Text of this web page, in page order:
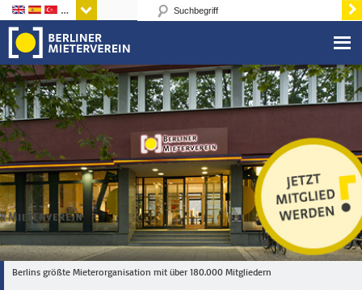
Sprachen
Berlins größte Mieterorganisation mit über 180.000 Mitgliedern